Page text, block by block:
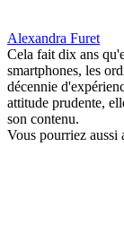
Alexandra Furet
Cela fait dix ans
smartphones, les
décennie
attitude prudente,
son contenu.
Vous pourriez aussi